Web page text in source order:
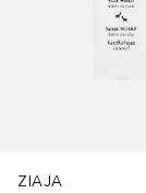
ZIAJA